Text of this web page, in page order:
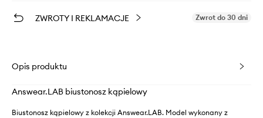
ZWROTY I REKLAMACJE Zwrot do 30 dni
Opis produktu
Answear.LAB biustonosz kąpielowy
Biustonosz kąpielowy z kolekcji Answear.LAB. Model wykonany z